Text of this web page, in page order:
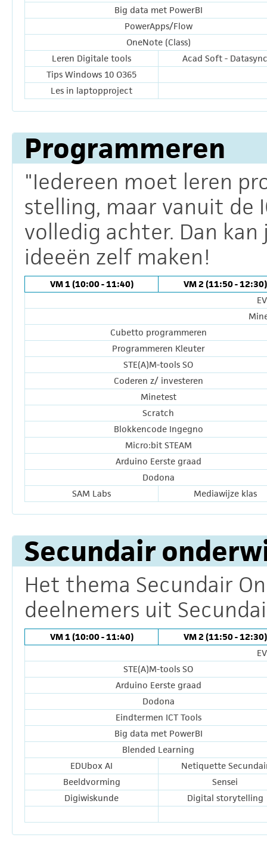
Big data met PowerBI
PowerApps/Flow
OneNote (Class)
Leren Digitale tools
Acad Soft - Datasync
Tips Windows 10 O365
Les in laptopproject
Programmeren
"Iedereen moet leren
stelling, maar vanuit de
volledig achter. Dan
ideeën zelf maken!
VM 1 (10:00 - 11:40)
VM 2 (11:50 - 12:30)
Cubetto programmeren
Programmeren Kleuter
STE(A)M-tools SO
Coderen z/ investeren
Minetest
Scratch
Blokkencode Ingegno
Micro:bit STEAM
Arduino Eerste graad
Dodona
SAM Labs
Mediawijze klas
Secundair
Het thema Secundair
deelnemers uit
VM 1 (10:00 - 11:40)
VM 2 (11:50 - 12:30)
STE(A)M-tools SO
Arduino Eerste graad
Dodona
Eindtermen ICT Tools
Big data met PowerBI
Blended Learning
EDUbox AI
Netiquette
Beeldvorming
Sensei
Digiwiskunde
Digital storytelling